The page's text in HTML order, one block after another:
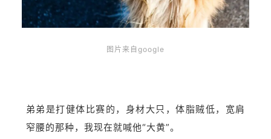
图片来自google
弟弟是打健体比赛的，身材大只，体脂贼低，宽肩
窄腰的那种，我现在就喊他“大黄”。